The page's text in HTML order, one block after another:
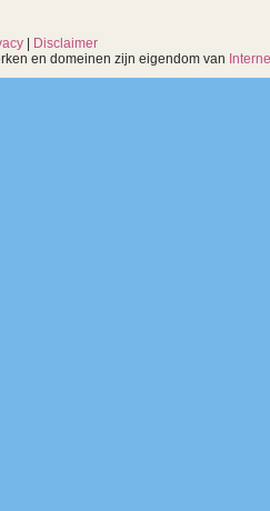
| Disclaimer
en domeinen zijn eigendom van